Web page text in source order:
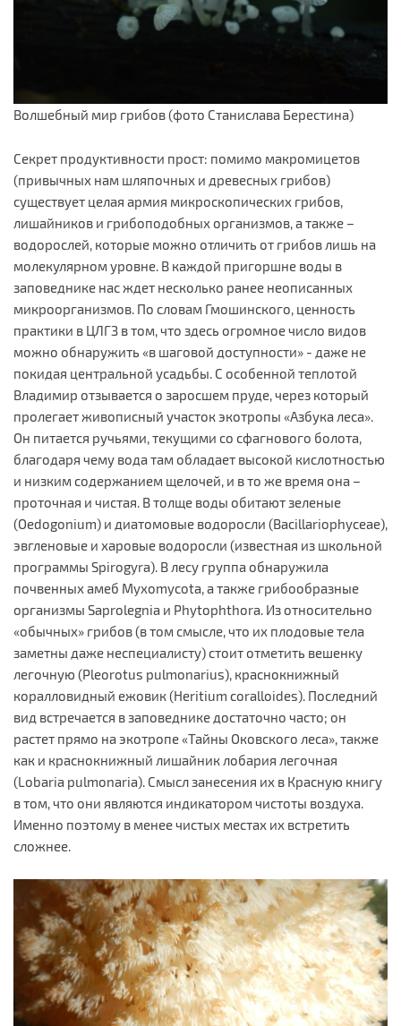
Волшебный мир грибов (фото Станислава Берестина)
Секрет продуктивности прост: помимо макромицетов
(привычных нам шляпочных и древесных грибов)
существует целая армия микроскопических грибов,
лишайников и грибоподобных организмов, а также –
водорослей, которые можно отличить от грибов лишь на
молекулярном уровне. В каждой пригоршне воды в
заповеднике нас ждет несколько ранее неописанных
микроорганизмов. По словам Гмошинского, ценность
практики в ЦЛГЗ в том, что здесь огромное число видов
можно обнаружить «в шаговой доступности» - даже не
покидая центральной усадьбы. С особенной теплотой
Владимир отзывается о заросшем пруде, через который
пролегает живописный участок экотропы «Азбука леса».
Он питается ручьями, текущими со сфагнового болота,
благодаря чему вода там обладает высокой кислотностью
и низким содержанием щелочей, и в то же время она –
проточная и чистая. В толще воды обитают зеленые
(Oedogonium) и диатомовые водоросли (Bacillariophyceae),
эвгленовые и харовые водоросли (известная из школьной
программы Spirogyra). В лесу группа обнаружила
почвенных амеб Myxomycota, а также грибообразные
организмы Saprolegnia и Phytophthora. Из относительно
«обычных» грибов (в том смысле, что их плодовые тела
заметны даже неспециалисту) стоит отметить вешенку
легочную (Pleorotus pulmonarius), краснокнижный
коралловидный ежовик (Heritium coralloides). Последний
вид встречается в заповеднике достаточно часто; он
растет прямо на экотропе «Тайны Оковского леса», также
как и краснокнижный лишайник лобария легочная
(Lobaria pulmonaria). Смысл занесения их в Красную книгу
в том, что они являются индикатором чистоты воздуха.
Именно поэтому в менее чистых местах их встретить
сложнее.